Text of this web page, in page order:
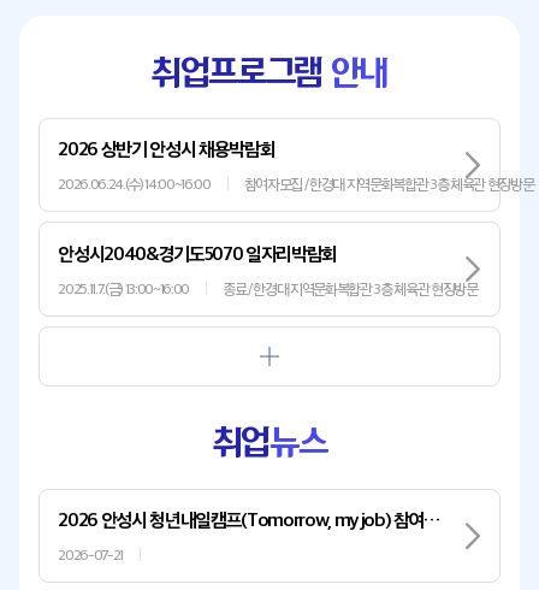
취업프로그램 안내
2026 상반기 안성시 채용박람회
2026.06.24.(수) 14:00~16:00 참여자모집 / 한경대 지역문화복합관 3층 체육관 현장방문
안성시2040&경기도5070 일자리박람회
2025.11.7.(금) 13:00~16:00 종료 / 한경대 지역문화복합관 3층 체육관 현장방문
취업뉴스
2026 안성시 청년내일캠프(Tomorrow, my job) 참여자 모집
2026-07-21